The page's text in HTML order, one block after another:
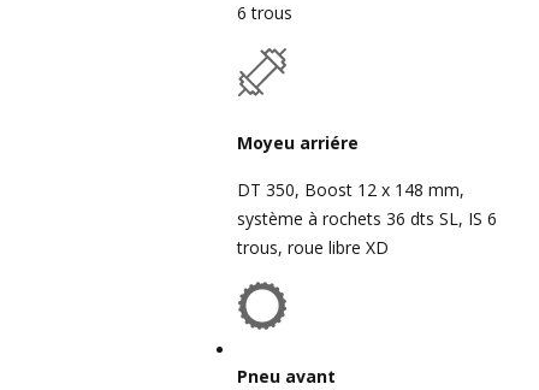
6 trous
Moyeu arriére
DT 350, Boost 12 x 148 mm,
système à rochets 36 dts SL, IS 6
trous, roue libre XD
Pneu avant